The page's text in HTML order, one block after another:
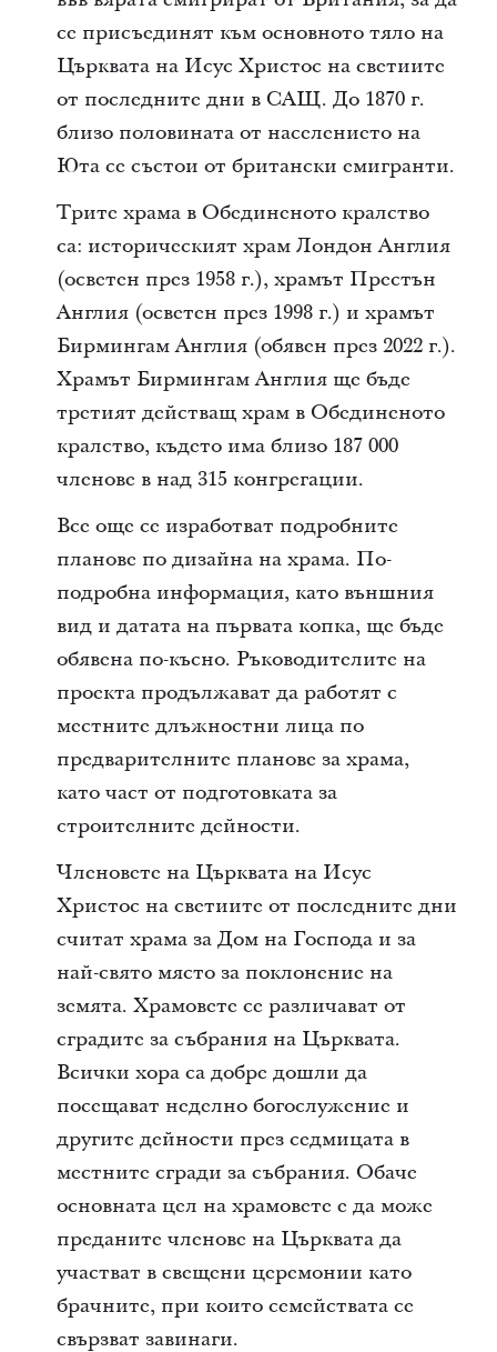
се присъединят към основното тяло на
Църквата на Исус Христос на светиите
от последните дни в САЩ. До 1870 г.
близо половината от населението на
Юта се състои от британски емигранти.
Трите храма в Обединеното кралство
са: историческият храм Лондон Англия
(осветен през 1958 г.), храмът Престън
Англия (осветен през 1998 г.) и храмът
Бирмингам Англия (обявен през 2022 г.).
Храмът Бирмингам Англия ще бъде
третият действащ храм в Обединеното
кралство, където има близо 187 000
членове в над 315 конгрегации.
Все още се изработват подробните
планове по дизайна на храма. По-
подробна информация, като външния
вид и датата на първата копка, ще бъде
обявена по-късно. Ръководителите на
проекта продължават да работят с
местните длъжностни лица по
предварителните планове за храма,
като част от подготовката за
строителните дейности.
Членовете на Църквата на Исус
Христос на светиите от последните дни
считат храма за Дом на Господа и за
най-свято място за поклонение на
земята. Храмовете се различават от
сградите за събрания на Църквата.
Всички хора са добре дошли да
посещават неделно богослужение и
другите дейности през седмицата в
местните сгради за събрания. Обаче
основната цел на храмовете е да може
преданите членове на Църквата да
участват в свещени церемонии като
брачните, при които семействата се
свързват завинаги.